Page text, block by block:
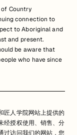
Country
connection to
to Aboriginal and
and present.
be aware that
who have since
匠人学院网站上提供的
经授权使用、销售、分
过访问我们的网站，您